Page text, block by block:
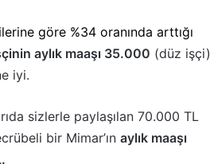
göre %34 oranında arttığı
aylık maaşı 35.000 (düz işçi)
iyi.
sizlerle paylaşılan 70.000 TL
bir Mimar’ın aylık maaşı